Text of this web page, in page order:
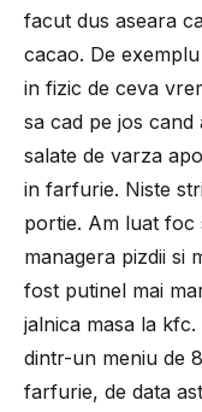
facut dus aseara
cacao. De
in fizic de ceva
sa cad pe jos
salate de varza
in farfurie. Niste
portie. Am luat foc
managera pizdii si
fost putinel mai
jalnica masa la
dintr-un meniu de
farfurie, de data